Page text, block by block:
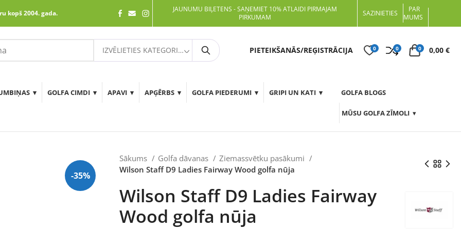
kopš 2004. gada.
JAUNUMU BIĻETENS - SAŅEMIET 10% ATLAIDI PIRMAJAM
PIRKUMAM
SAZINIETIES
PAR
MUMS
IZVĒLIETIES KATEGORIJU Meklēt PIETEIKŠANĀS/REĢISTRĀCIJA 0 0 0 0,00 €
GOLFA CIMDI APAVI APĢĒRBS GOLFA PIEDERUMI GRIPI UN KATI GOLFA BLOGS
MŪSU GOLFA ZĪMOLI
-35%
Sākums Golfa dāvanas
Ziemassvētku pasākumi
Wilson Staff D9 Ladies Fairway Wood golfa nūja
Wilson Staff D9 Ladies Fairway
Wood golfa nūja